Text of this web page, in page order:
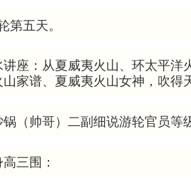
第五天。
座：从夏威夷火山、环太平洋
家谱、夏威夷火山女神，吹得
（帅哥）二副细说游轮官员等
三围：